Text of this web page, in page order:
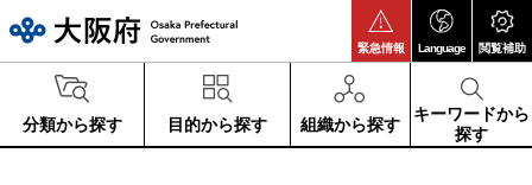
緊急情報 Language 閲覧補助
分類から探す 目的から探す 組織から探す
キーワードから
探す